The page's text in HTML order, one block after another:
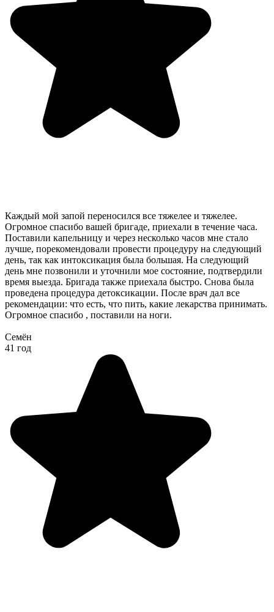
Каждый мой запой переносился все тяжелее и тяжелее.
Огромное спасибо вашей бригаде, приехали в течение часа.
Поставили капельницу и через несколько часов мне стало
лучше, порекомендовали провести процедуру на следующий
день, так как интоксикация была большая. На следующий
день мне позвонили и уточнили мое состояние, подтвердили
время выезда. Бригада также приехала быстро. Снова была
проведена процедура детоксикации. После врач дал все
рекомендации: что есть, что пить, какие лекарства принимать.
Огромное спасибо , поставили на ноги.
Семён
41 год